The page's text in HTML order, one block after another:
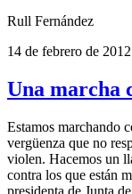
Rull Fernández
14 de febrero de 2012
Una marcha
Estamos marchando
vergüenza que no
violen. Hacemos un
contra los que están